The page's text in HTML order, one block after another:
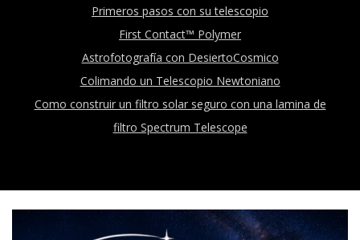
Primeros pasos con su telescopio
First Contact™ Polymer
Astrofotografía con DesiertoCosmico
Colimando un Telescopio Newtoniano
Como construir un filtro solar seguro con una lamina de
filtro Spectrum Telescope